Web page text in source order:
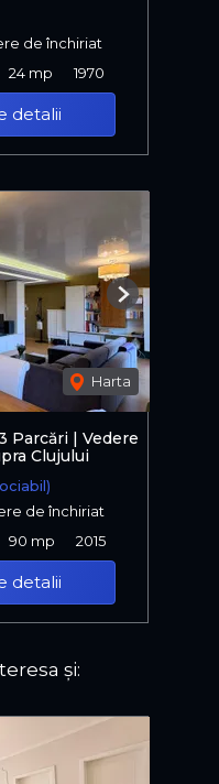
de închiriat
24 mp 1970
detalii
Harta
Next
Parcări | Vedere
Clujului
de închiriat
90 mp 2015
detalii
și: